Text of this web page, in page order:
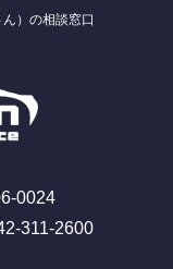
）の相談窓口
0024
311-2600